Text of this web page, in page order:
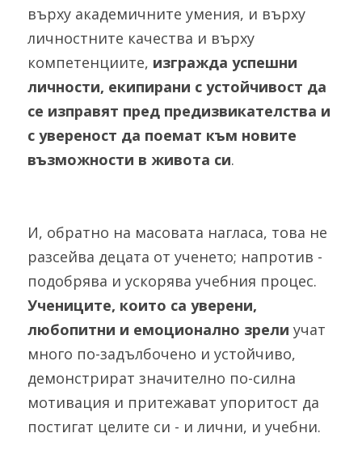
върху академичните умения, и върху
личностните качества и върху
компетенциите, изгражда успешни
личности, екипирани с устойчивост да
се изправят пред предизвикателства и
с увереност да поемат към новите
възможности в живота си.
И, обратно на масовата нагласа, това не
разсейва децата от ученето; напротив -
Учениците, които са уверени,
любопитни и емоционално зрели учат
много по-задълбочено и устойчиво,
демонстрират значително по-силна
мотивация и притежават упоритост да
постигат целите си - и лични, и учебни.